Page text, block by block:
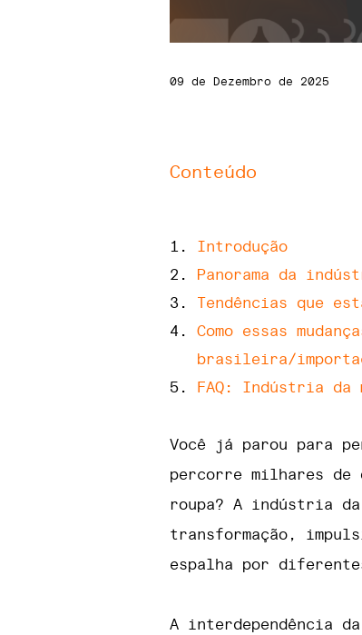
09 de Dezembro de 2025
Conteúdo
Introdução
Panorama da
Tendências que
Como essas
brasileira/
FAQ: Indústria da
Você já parou para
percorre milhares de
roupa? A indústria
transformação,
espalha por
A interdependência